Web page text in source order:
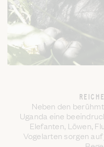
Neben den
Uganda eine
Elefanten, Löwen,
Vogelarten sorgen